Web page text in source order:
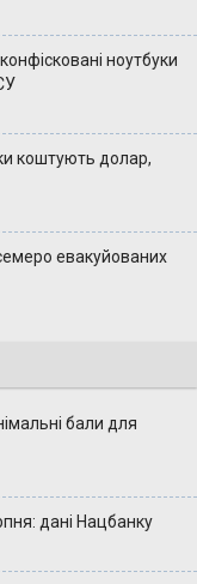
ноутбуки
коштують долар,
евакуйованих
бали для
дані Нацбанку